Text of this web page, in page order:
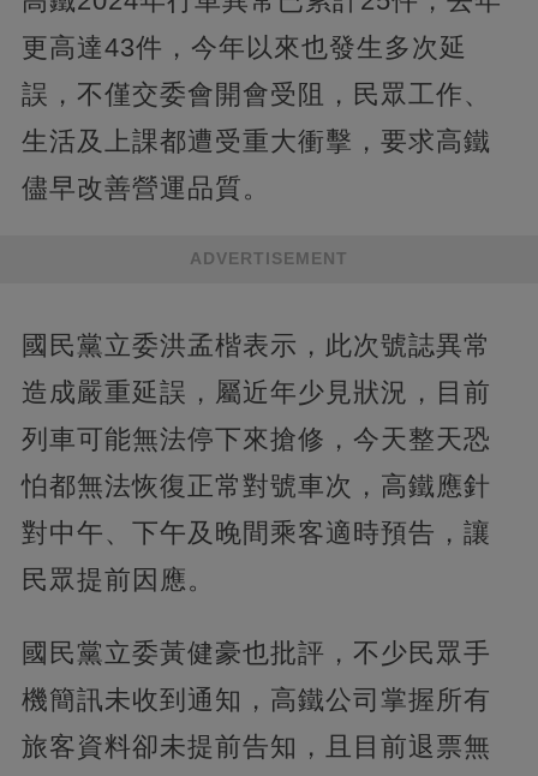
更高達43件，今年以來也發生多次延
誤，不僅交委會開會受阻，民眾工作、
生活及上課都遭受重大衝擊，要求高鐵
儘早改善營運品質。
ADVERTISEMENT
國民黨立委洪孟楷表示，此次號誌異常
造成嚴重延誤，屬近年少見狀況，目前
列車可能無法停下來搶修，今天整天恐
怕都無法恢復正常對號車次，高鐵應針
對中午、下午及晚間乘客適時預告，讓
民眾提前因應。
國民黨立委黃健豪也批評，不少民眾手
機簡訊未收到通知，高鐵公司掌握所有
旅客資料卻未提前告知，且目前退票無